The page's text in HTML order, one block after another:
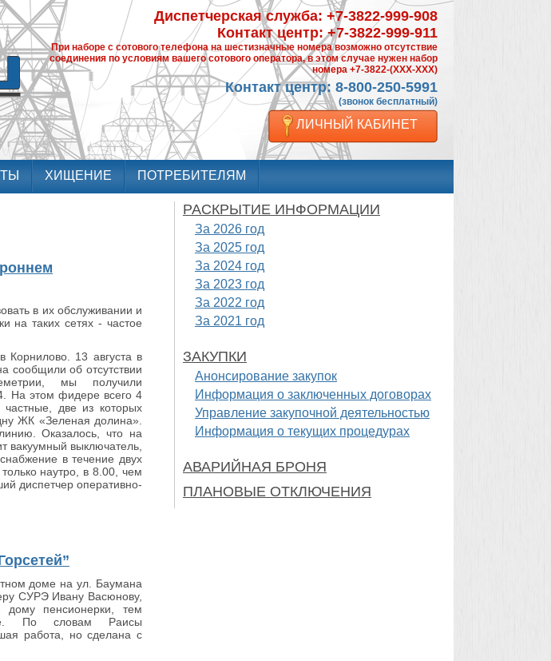
Диспетчерская служба: +7-3822-999-908
Контакт центр: +7-3822-999-911
При наборе с сотового телефона на шестизначные номера возможно отсутствие
соединения по условиям вашего сотового оператора, в этом случае нужен набор
номера +7-3822-(XXX-XXX)
Контакт центр: 8-800-250-5991
(звонок бесплатный)
ЛИЧНЫЙ КАБИНЕТ
ХИЩЕНИЕ ПОТРЕБИТЕЛЯМ
в их обслуживании и
на таких сетях - частое
Корнилово. 13 августа в
сообщили об отсутствии
мы получили
На этом фидере всего 4
две из которых
ЖК «Зеленая долина».
Оказалось, что на
вакуумный выключатель,
в течение двух
наутро, в 8.00, чем
диспетчер оперативно-
доме на ул. Баумана
СУРЭ Ивану Васюнову,
дому пенсионерки, тем
По словам Раисы
работа, но сделана с
РАСКРЫТИЕ ИНФОРМАЦИИ
За 2026 год
За 2025 год
За 2024 год
За 2023 год
За 2022 год
За 2021 год
ЗАКУПКИ
Анонсирование закупок
Информация о заключенных договорах
Управление закупочной деятельностью
Информация о текущих процедурах
АВАРИЙНАЯ БРОНЯ
ПЛАНОВЫЕ ОТКЛЮЧЕНИЯ